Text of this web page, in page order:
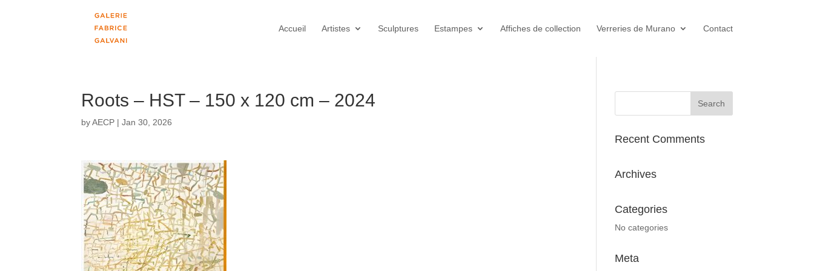
Accueil Artistes Sculptures Estampes Affiches de collection Verreries de Murano Contact
Roots – HST – 150 x 120 cm – 2024
byAECP |Jan 30, 2026
Recent Comments
Archives
Categories
No categories
Meta